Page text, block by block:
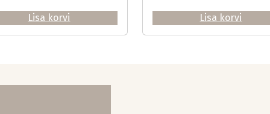
Lisa korvi Lisa korvi